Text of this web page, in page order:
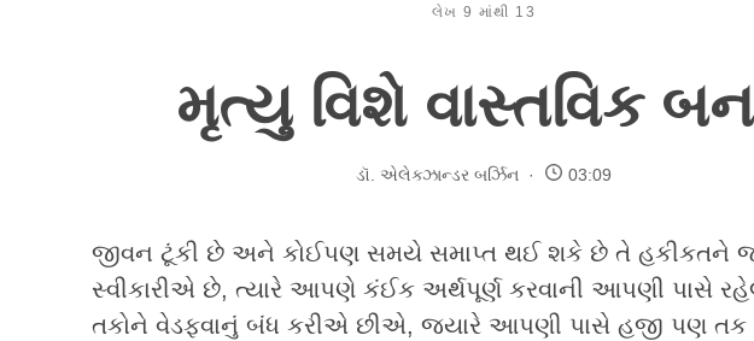
લેખ 9 માંથી 13
મૃત્યુ વિશે વાસ્તવિક
ડૉ. એલેક્ઝાન્ડર બર્ઝિન 03:09
જીવન ટૂંકી છે અને કોઈપણ સમયે સમાપ્ત થઈ શકે છે તે હકીકતને
સ્વીકારીએ છે, ત્યારે આપણે કંઈક અર્થપૂર્ણ કરવાની આપણી પાસે
તકોને વેડફવાનું બંધ કરીએ છીએ, જ્યારે આપણી પાસે હજી પણ તક